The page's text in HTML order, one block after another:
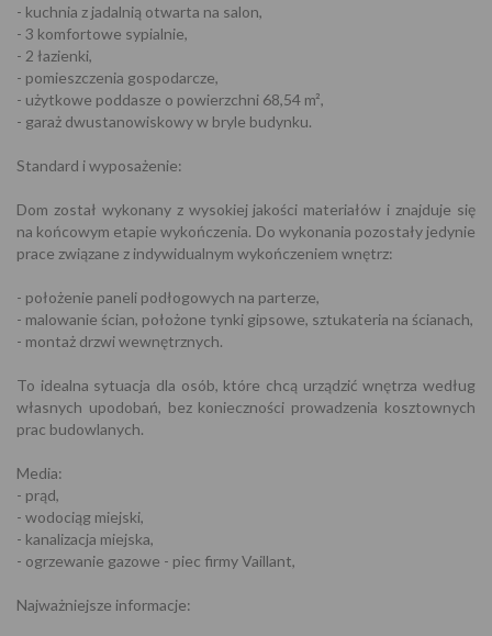
- kuchnia z jadalnią otwarta na salon,
- 3 komfortowe sypialnie,
- 2 łazienki,
- pomieszczenia gospodarcze,
- użytkowe poddasze o powierzchni 68,54 m²,
- garaż dwustanowiskowy w bryle budynku.
Standard i wyposażenie:
Dom został wykonany z wysokiej jakości materiałów i znajduje się
na końcowym etapie wykończenia. Do wykonania pozostały jedynie
prace związane z indywidualnym wykończeniem wnętrz:
- położenie paneli podłogowych na parterze,
- malowanie ścian, położone tynki gipsowe, sztukateria na ścianach,
- montaż drzwi wewnętrznych.
To idealna sytuacja dla osób, które chcą urządzić wnętrza według
własnych upodobań, bez konieczności prowadzenia kosztownych
prac budowlanych.
Media:
- prąd,
- wodociąg miejski,
- kanalizacja miejska,
- ogrzewanie gazowe - piec firmy Vaillant,
Najważniejsze informacje: